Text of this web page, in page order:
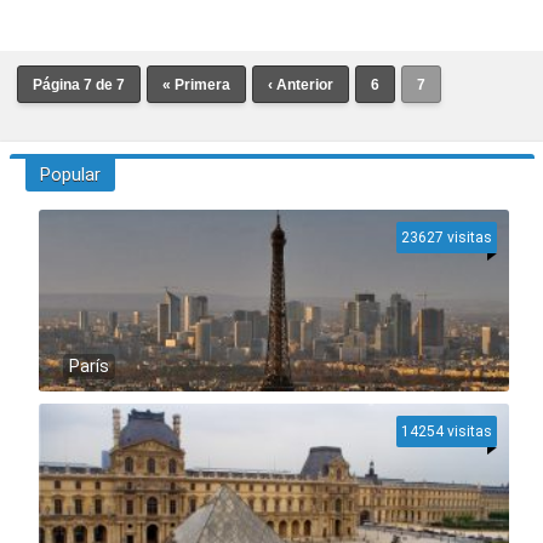
Página 7 de 7 « Primera ‹ Anterior 6 7
Popular
París
23627 visitas
14254 visitas